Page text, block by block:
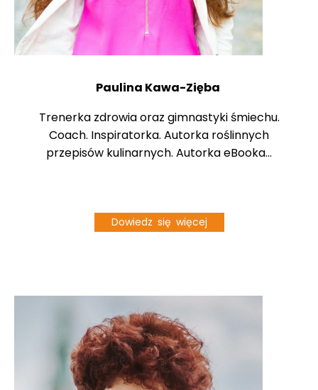
Paulina Kawa-Zięba
Trenerka zdrowia oraz gimnastyki śmiechu.
Coach. Inspiratorka. Autorka roślinnych
przepisów kulinarnych. Autorka eBooka...
Dowiedz się więcej